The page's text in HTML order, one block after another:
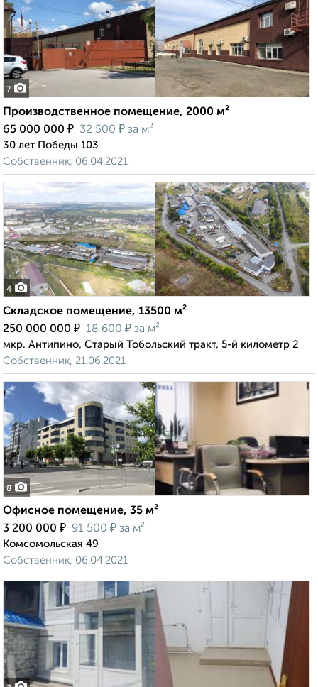
7
Производственное помещение, 2000 м²
65 000 000 ₽ 32 500 ₽ за м²
30 лет Победы 103
Собственник, 06.04.2021
4
Складское помещение, 13500 м²
250 000 000 ₽ 18 600 ₽ за м²
мкр. Антипино, Старый Тобольский тракт, 5-й километр 2
Собственник, 21.06.2021
8
Офисное помещение, 35 м²
3 200 000 ₽ 91 500 ₽ за м²
Комсомольская 49
Собственник, 06.04.2021